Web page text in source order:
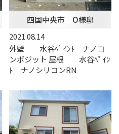
四国中央市 O様邸
2021.08.14
外壁 水谷ﾍﾟｲﾝﾄ ナノコ
ンポジット 屋根 水谷ﾍﾟｲﾝ
ﾄ ナノシリコンRN